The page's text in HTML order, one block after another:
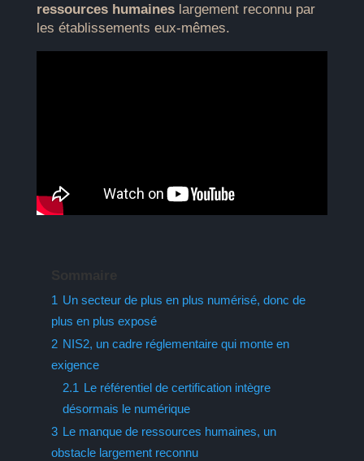
ressources humaineslargement reconnu par
les établissements eux-mêmes.
1 Un secteur de plus en plus numérisé, donc de
plus en plus exposé
2 NIS2, un cadre réglementaire qui monte en
exigence
2.1 Le référentiel de certification intègre
désormais le numérique
3 Le manque de ressources humaines, un
obstacle largement reconnu